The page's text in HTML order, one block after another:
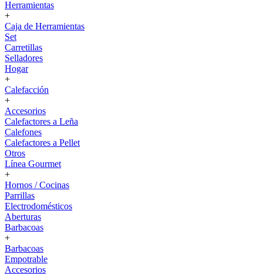
Herramientas
+
Caja de Herramientas
Set
Carretillas
Selladores
Hogar
+
Calefacción
+
Accesorios
Calefactores a Leña
Calefones
Calefactores a Pellet
Otros
Línea Gourmet
+
Hornos / Cocinas
Parrillas
Electrodomésticos
Aberturas
Barbacoas
+
Barbacoas
Empotrable
Accesorios